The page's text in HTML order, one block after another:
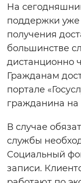
На
поддержки уже
получения
большинстве
дистанционно
Гражданам
портале
гражданина
В случае
службы
Социальный
записи.